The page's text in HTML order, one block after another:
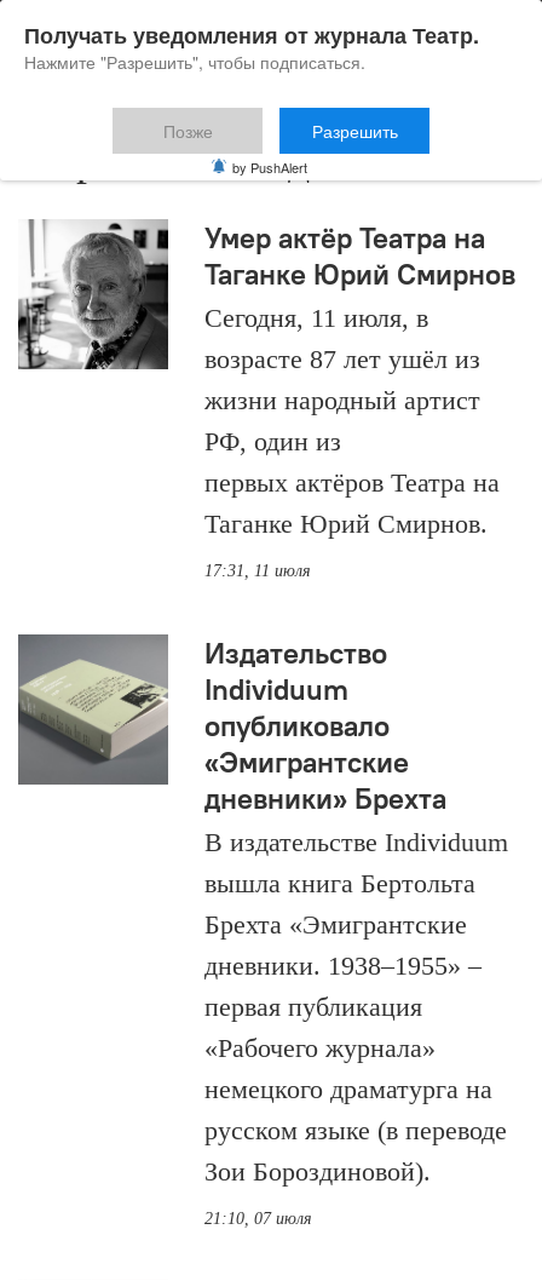
Марина Шимадина
Умер актёр Театра на
Таганке Юрий Смирнов
Сегодня, 11 июля, в
возрасте 87 лет ушёл из
жизни народный артист
РФ, один из
первых актёров Театра на
Таганке Юрий Смирнов.
17:31, 11 июля
Издательство
Individuum
опубликовало
«Эмигрантские
дневники» Брехта
В издательстве Individuum
вышла книга Бертольта
Брехта «Эмигрантские
дневники. 1938–1955» –
первая публикация
«Рабочего журнала»
немецкого драматурга на
русском языке (в переводе
Зои Бороздиновой).
21:10, 07 июля
Получать уведомления от журнала Театр.
Нажмите "Разрешить", чтобы подписаться.
Позже Разрешить
by PushAlert